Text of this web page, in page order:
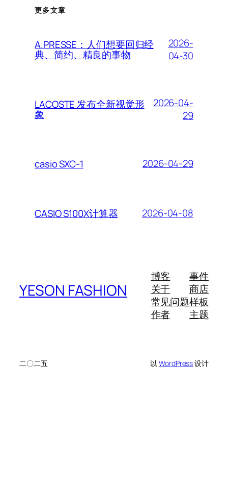
更多文章
A.PRESSE：人们想要回归经
典、简约、精良的事物
2026-
04-30
LACOSTE 发布全新视觉形
象
2026-04-
29
casio SXC-1 2026-04-29
CASIO S100X计算器 2026-04-08
YESON FASHION
博客
关于
常见问题
作者
事件
商店
样板
主题
二〇二五 以WordPress设计